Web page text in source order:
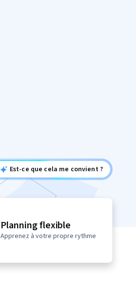
Est-ce que cela me convient ?
Planning flexible
Apprenez à votre propre rythme